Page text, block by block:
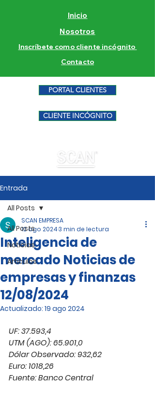
Inicio
Nosotros
Inscríbete como cliente incógnito
Contacto
PORTAL CLIENTES
CLIENTE INCÓGNITO
Entrada
All Posts
Noticias
Artículos
All Posts
Inteligencia de
mercado Noticias de
empresas y finanzas
12/08/2024
SCAN EMPRESA
12 ago 20243 min de lectura
Actualizado: 19 ago 2024
UF: 37.593,4
UTM (AGO): 65.901,0
Dólar Observado: 932,62
Euro: 1018,26
Fuente: Banco Central